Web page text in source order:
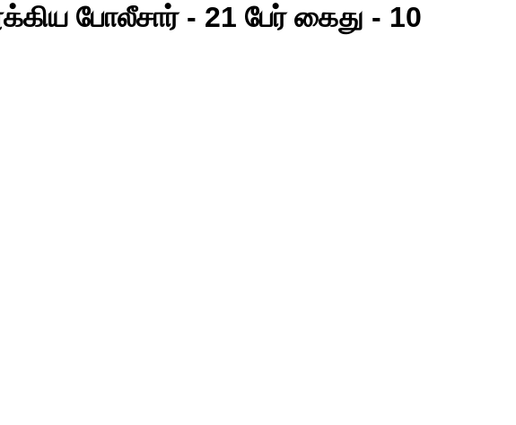
போலீசார் - 21 பேர் கைது - 10